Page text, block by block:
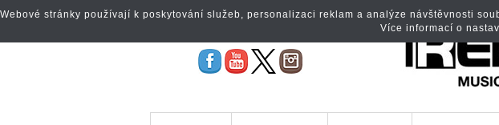
Webové stránky používají k poskytování služeb, personalizaci reklam a analýze návštěvnosti
Více informací o